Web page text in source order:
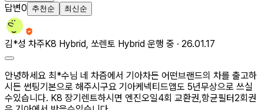
답변0 추천순 최신순
김*성 차주K8 Hybrid, 쏘렌토 Hybrid 운행 중 · 26.01.17
안녕하세요 최*수님 네 차즘에서 기아차든 어떤브랜드의 차를 출고하
시든 썬팅기본으로 해주시구요 기아케넥티드앱도 5년무상으로 쓰실
수있습니다. K8 장기렌트하시면 엔진오일4회 교환권,항균필터2회권